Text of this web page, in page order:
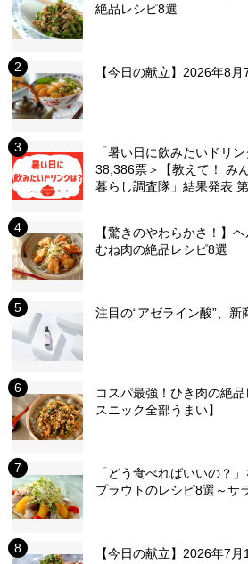
絶品レシピ8選
【今日の献立】2026年8月
「暑い日に飲みたいドリ
38,386票＞【教えて！ み
暮らし調査隊」結果発表 第
【驚きのやわらかさ！】
むね肉の絶品レシピ8選
注目の“アゼライン酸”、新
コスパ最強！ひき肉の絶
スニック全部うまい】
「どう食べればいいの？
プラウトのレシピ8選～サ
【今日の献立】2026年7